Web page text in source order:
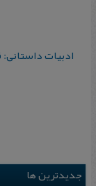
ادبیات‌
جدیدترین ها